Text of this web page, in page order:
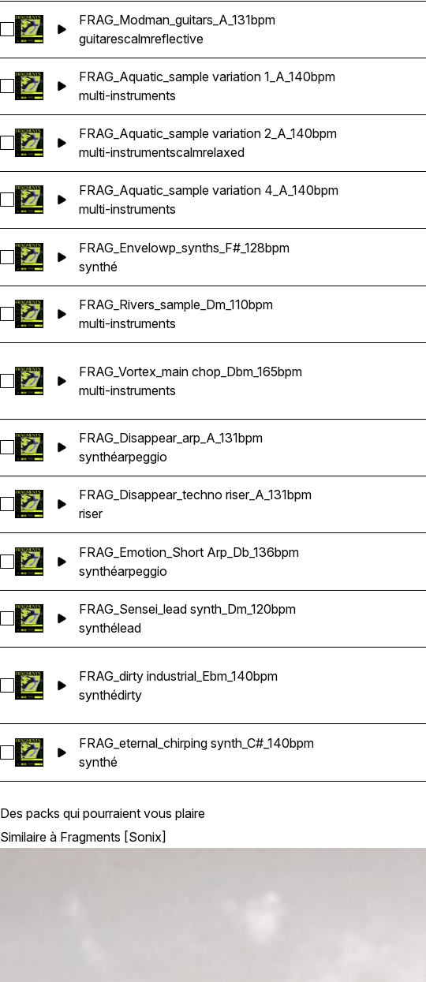
Sélectionnez FRAG_Modman_guitars_A_131bpm
FRAG_Modman_guitars_A_131bpm
guitarescalmreflective
Sélectionnez FRAG_Aquatic_sample variation 1_A_140bpm
FRAG_Aquatic_sample variation 1_A_140bpm
multi-instruments
Sélectionnez FRAG_Aquatic_sample variation 2_A_140bpm
FRAG_Aquatic_sample variation 2_A_140bpm
multi-instrumentscalmrelaxed
Sélectionnez FRAG_Aquatic_sample variation 4_A_140bpm
FRAG_Aquatic_sample variation 4_A_140bpm
multi-instruments
Sélectionnez FRAG_Envelowp_synths_F#_128bpm
FRAG_Envelowp_synths_F#_128bpm
synthé
Sélectionnez FRAG_Rivers_sample_Dm_110bpm
FRAG_Rivers_sample_Dm_110bpm
multi-instruments
Sélectionnez FRAG_Vortex_main chop_Dbm_165bpm
FRAG_Vortex_main chop_Dbm_165bpm
multi-instruments
Sélectionnez FRAG_Disappear_arp_A_131bpm
FRAG_Disappear_arp_A_131bpm
synthéarpeggio
Sélectionnez FRAG_Disappear_techno riser_A_131bpm
FRAG_Disappear_techno riser_A_131bpm
riser
Sélectionnez FRAG_Emotion_Short Arp_Db_136bpm
FRAG_Emotion_Short Arp_Db_136bpm
synthéarpeggio
Sélectionnez FRAG_Sensei_lead synth_Dm_120bpm
FRAG_Sensei_lead synth_Dm_120bpm
synthélead
Sélectionnez FRAG_dirty industrial_Ebm_140bpm
FRAG_dirty industrial_Ebm_140bpm
synthédirty
Sélectionnez FRAG_eternal_chirping synth_C#_140bpm
FRAG_eternal_chirping synth_C#_140bpm
synthé
Des packs qui pourraient vous plaire
Similaire à Fragments [Sonix]